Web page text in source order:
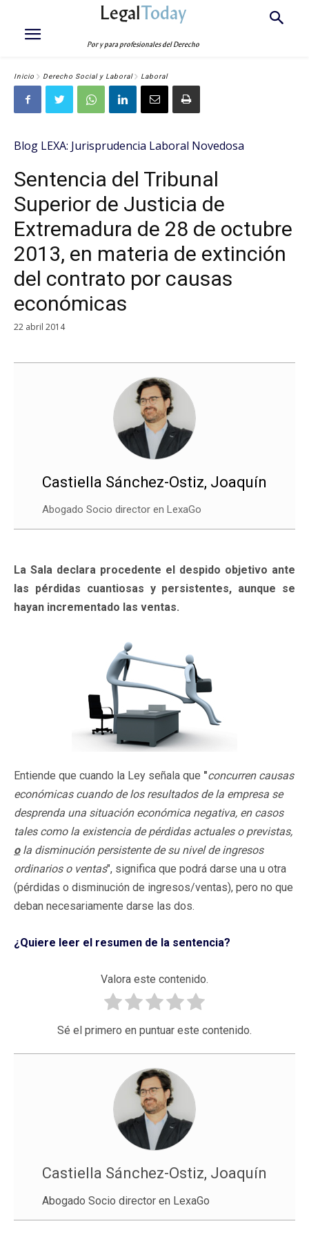
LegalToday
Por y para profesionales del Derecho
Inicio Derecho Social y Laboral Laboral
Blog LEXA: Jurisprudencia Laboral Novedosa
Sentencia del Tribunal
Superior de Justicia de
Extremadura de 28 de octubre
2013, en materia de extinción
del contrato por causas
económicas
22 abril 2014
Castiella Sánchez-Ostiz, Joaquín
Abogado Socio director en LexaGo
La Sala declara procedente el despido objetivo ante
las pérdidas cuantiosas y persistentes, aunque se
hayan incrementado las ventas.
Entiende que cuando la Ley señala que "concurren causas
económicas cuando de los resultados de la empresa se
desprenda una situación económica negativa, en casos
tales como la existencia de pérdidas actuales o previstas,
ola disminución persistente de su nivel de ingresos
ordinarios o ventas", significa que podrá darse una u otra
(pérdidas o disminución de ingresos/ventas), pero no que
deban necesariamente darse las dos.
¿Quiere leer el resumen de la sentencia?
Valora este contenido.
Sé el primero en puntuar este contenido.
Castiella Sánchez-Ostiz, Joaquín
Abogado Socio director en LexaGo